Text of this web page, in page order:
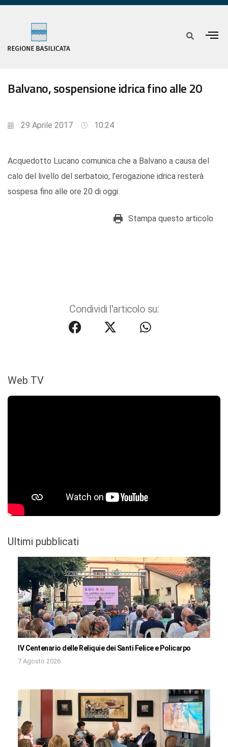
Balvano, sospensione idrica fino alle 20
29 Aprile 2017 10:24
Acquedotto Lucano comunica che a Balvano a causa del
calo del livello del serbatoio, l'erogazione idrica resterà
sospesa fino alle ore 20 di oggi.
Stampa questo articolo
Condividi l'articolo su:
Web TV
Ultimi pubblicati
IV Centenario delle Reliquie dei Santi Felice e Policarpo
7 Agosto 2026